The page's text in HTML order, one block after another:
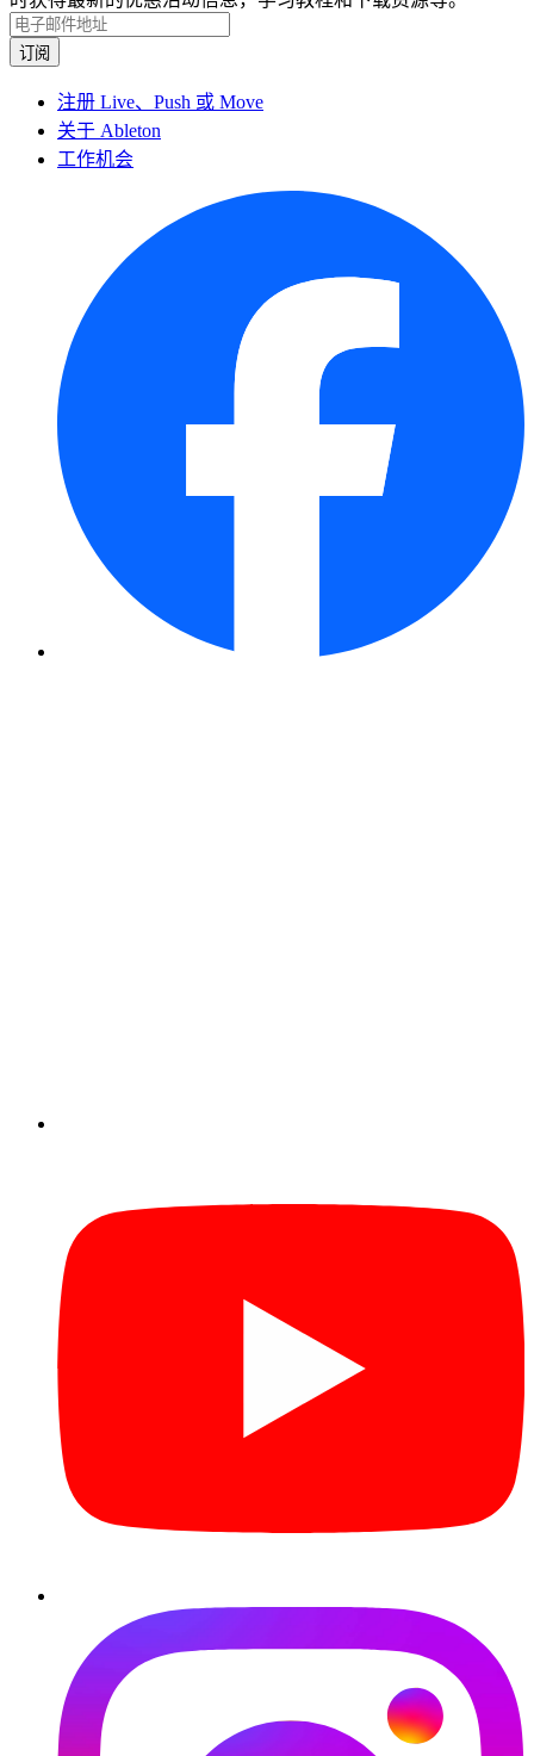
注册 Live、Push 或 Move
关于 Ableton
工作机会